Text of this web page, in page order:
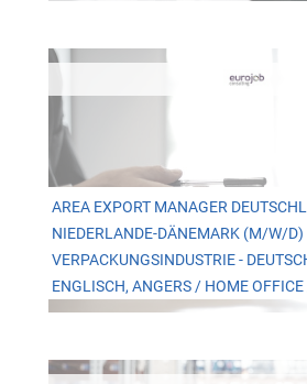
AREA EXPORT MANAGER
NIEDERLANDE-DÄNEMARK (M/W/
VERPACKUNGSINDUSTRIE -
ENGLISCH, ANGERS / HOME